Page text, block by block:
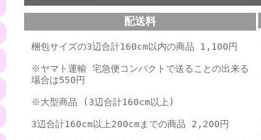
配送料
梱包サイズの3辺合計160cm以内の商品 1,100円
※ヤマト運輸 宅急便コンパクトで送ることの出来る
場合は550円
※大型商品 (3辺合計160cm以上)
3辺合計160cm以上200cmまでの商品 2,200円